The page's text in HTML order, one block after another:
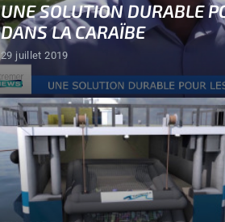
UNE SOLUTION DURABLE
DANS LA CARAÏBE
29 juillet 2019